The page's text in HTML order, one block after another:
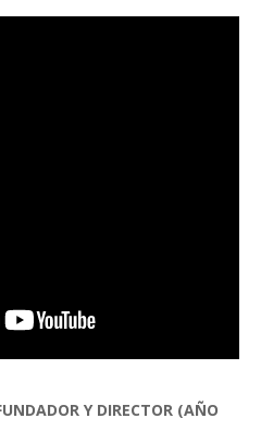
Y DIRECTOR (AÑO